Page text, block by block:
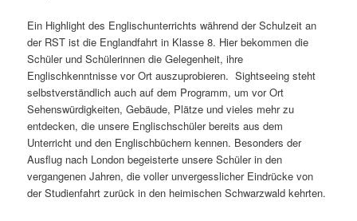
Ein Highlight des Englischunterrichts während der Schulzeit an
der RST ist die Englandfahrt in Klasse 8. Hier bekommen die
Schüler und Schülerinnen die Gelegenheit, ihre
Englischkenntnisse vor Ort auszuprobieren. Sightseeing steht
selbstverständlich auch auf dem Programm, um vor Ort
Sehenswürdigkeiten, Gebäude, Plätze und vieles mehr zu
entdecken, die unsere Englischschüler bereits aus dem
Unterricht und den Englischbüchern kennen. Besonders der
Ausflug nach London begeisterte unsere Schüler in den
vergangenen Jahren, die voller unvergesslicher Eindrücke von
der Studienfahrt zurück in den heimischen Schwarzwald kehrten.